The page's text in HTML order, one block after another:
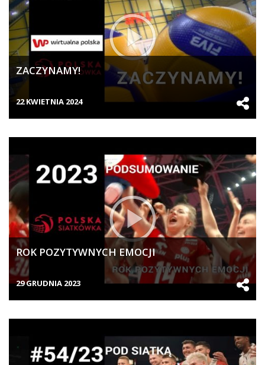
ZACZYNAMY!
22 KWIETNIA 2024
ROK POZYTYWNYCH EMOCJI
29 GRUDNIA 2023